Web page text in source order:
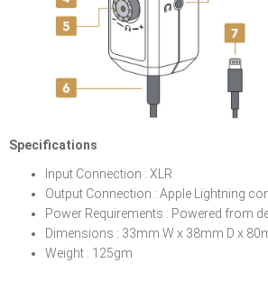
Specifications
Input Connection : XLR
Output Connection : Apple Lightning
Power Requirements : Powered from
Dimensions : 33mm W x 38mm D x
Weight : 125gm